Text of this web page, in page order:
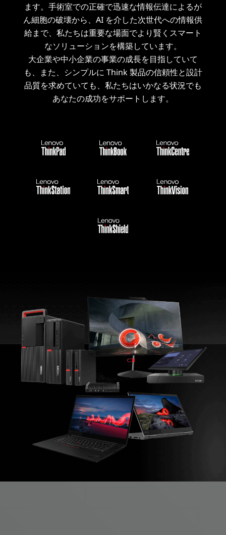
ます。手術室での正確で迅速な情報伝達によるが
ん細胞の破壊から、AI を介した次世代への情報供
給まで、私たちは重要な場面でより賢くスマート
なソリューションを構築しています。
大企業や中小企業の事業の成長を目指していて
も、また、シンプルに Think 製品の信頼性と設計
品質を求めていても、私たちはいかなる状況でも
あなたの成功をサポートします。